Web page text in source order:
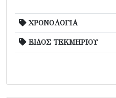
ΧΡΟΝΟΛΟΓΙΑ
ΕΙΔΟΣ ΤΕΚΜΗΡΙΟΥ